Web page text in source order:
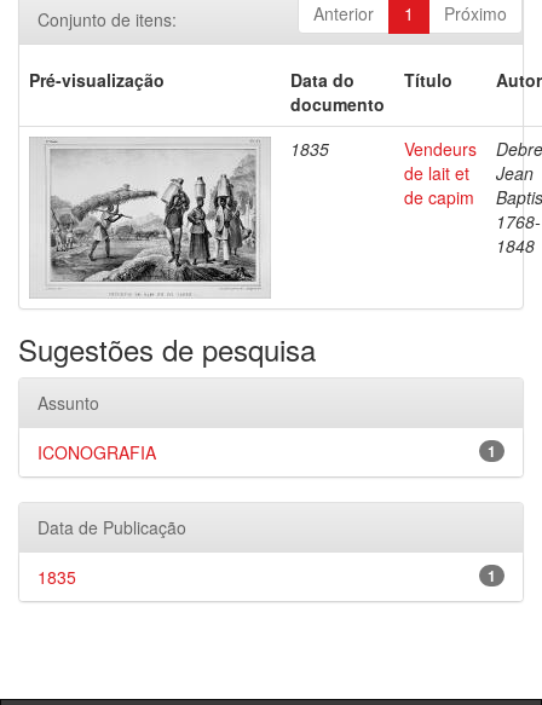
Anterior 1 Próximo
Conjunto de itens:
Pré-visualização
Data do
documento
Título
1835
Vendeurs
de lait et
de capim
Jean
1768-
1848
Sugestões de pesquisa
Assunto
1
ICONOGRAFIA
Data de Publicação
1
1835